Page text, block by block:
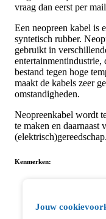
Jouw
vraag dan eerst per
Een neopreen kabel is
syntetisch rubber.
gebruikt in
entertainmentindustrie,
bestand tegen hoge
maakt de kabels zeer
omstandigheden.
Neopreenkabel wordt
te maken en daarnaast
(elektrisch)gereedschap.
Kenmerken:
350V tot 750V